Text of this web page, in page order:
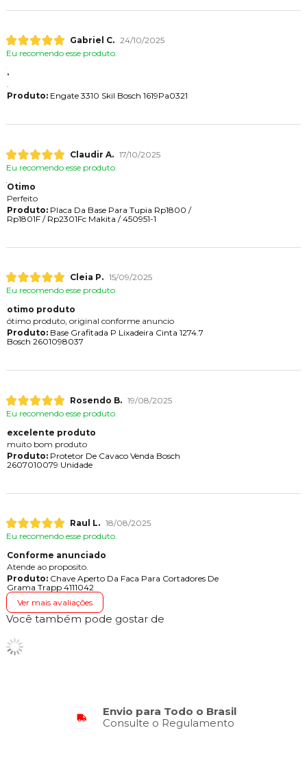
Gabriel C. 24/10/2025
Eu recomendo esse produto.
.
.
Produto:Engate 3310 Skil Bosch 1619Pa0321
Claudir A. 17/10/2025
Eu recomendo esse produto.
Otimo
Perfeito
Produto:Placa Da Base Para Tupia Rp1800 /
Rp1801F / Rp2301Fc Makita / 450951-1
Cleia P. 15/09/2025
Eu recomendo esse produto.
otimo produto
ótimo produto, original conforme anuncio
Produto:Base Grafitada P Lixadeira Cinta 1274.7
Bosch 2601098037
Rosendo B. 19/08/2025
Eu recomendo esse produto.
excelente produto
muito bom produto
Produto:Protetor De Cavaco Venda Bosch
2607010079 Unidade
Raul L. 18/08/2025
Eu recomendo esse produto.
Conforme anunciado
Atende ao proposito.
Produto:Chave Aperto Da Faca Para Cortadores De
Grama Trapp 4111042
Ver mais avaliações
Você também pode gostar de
Envio para Todo o Brasil
Consulte o Regulamento